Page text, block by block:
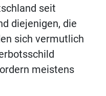
seit
diejenigen, die
sich vermutlich
meistens